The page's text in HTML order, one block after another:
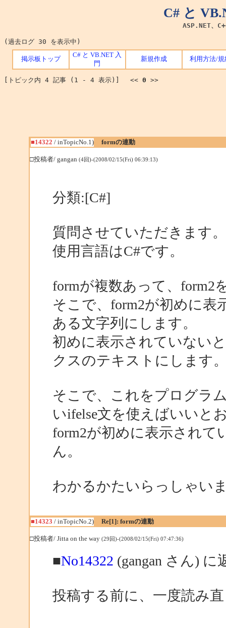
C# と
ASP.NET、
(過去ログ 30 を表示中)
掲示板トップ
C# と VB.NET 入
門
新規作成 利用方法/規
[トピック内 4 記事 (1 - 4 表示)] << 0 >>
■14322 / inTopicNo.1) formの連動
□投稿者/ gangan (4回)-(2008/02/15(Fri) 06:39:13)
分類:[C#]
質問させていただきます。
使用言語はC#です。
formが複数あって、form2
そこで、form2が初めに表
ある文字列にします。
初めに表示されていない
クスのテキストにします
そこで、これをプログラ
いifelse文を使えばいいと
form2が初めに表示されて
ん。
わかるかたいらっしゃい
■14323 / inTopicNo.2) Re[1]: formの連動
□投稿者/ Jitta on the way (29回)-(2008/02/15(Fri) 07:47:36)
■No14322 (gangan さん) に
投稿する前に、一度読み